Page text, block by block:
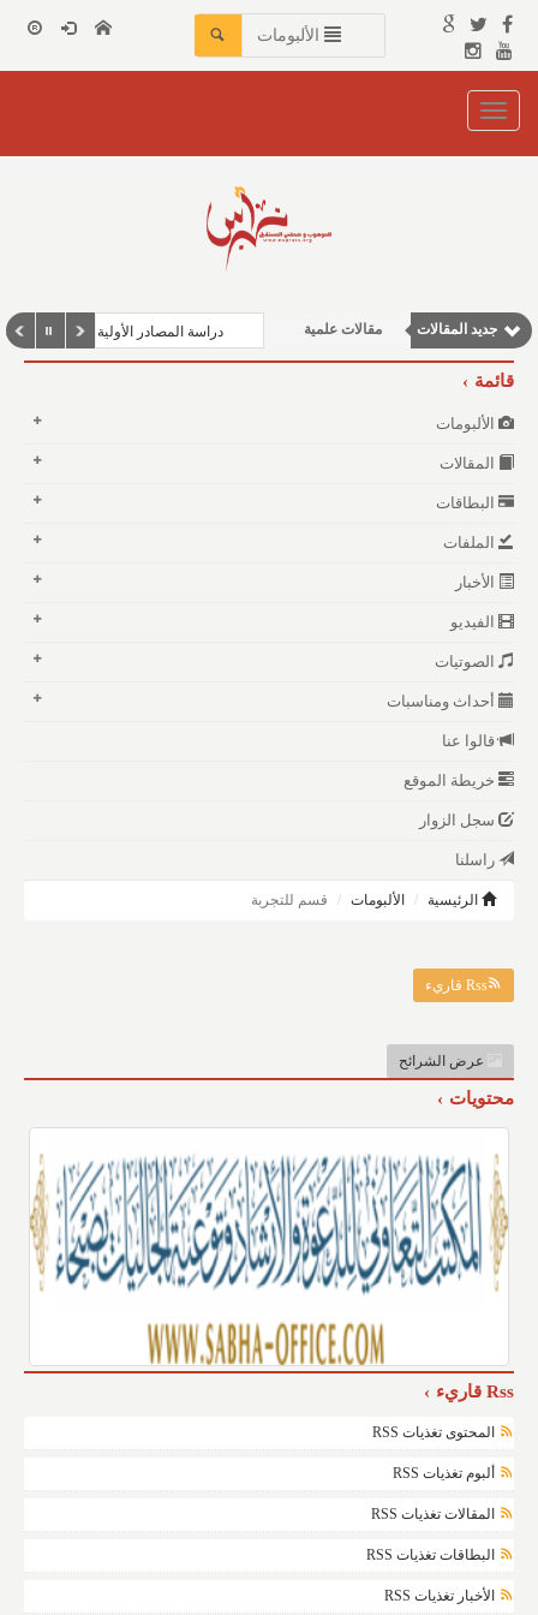
الألبومات
Toggle
navigation
جديد المقالات مقالات علمية دراسة المصادر الأولية للمؤرخين
قائمة
الألبومات
المقالات
البطاقات
الملفات
الأخبار
الفيديو
الصوتيات
أحداث ومناسبات
قالوا عنا
خريطة الموقع
سجل الزوار
راسلنا
الرئيسية الألبومات قسم للتجربة
Rss قاريء
عرض الشرائح
محتويات
Rss قاريء
المحتوى تغذيات RSS
ألبوم تغذيات RSS
المقالات تغذيات RSS
البطاقات تغذيات RSS
الأخبار تغذيات RSS